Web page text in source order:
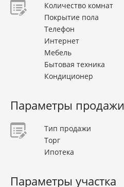
Количество комнат
Покрытие пола
Телефон
Интернет
Мебель
Бытовая техника
Кондиционер
Параметры продажи
Тип продажи
Торг
Ипотека
Параметры участка